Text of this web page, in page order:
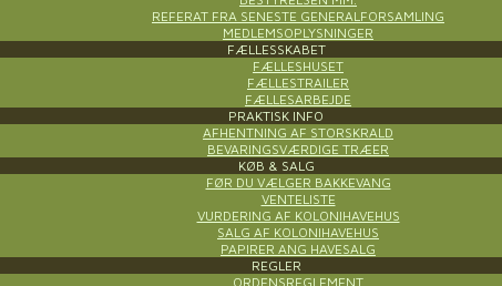
REFERAT FRA SENESTE GENERALFORSAMLING
MEDLEMSOPLYSNINGER
FÆLLESSKABET
FÆLLESHUSET
FÆLLESTRAILER
FÆLLESARBEJDE
PRAKTISK INFO
AFHENTNING AF STORSKRALD
BEVARINGSVÆRDIGE TRÆER
KØB & SALG
FØR DU VÆLGER BAKKEVANG
VENTELISTE
VURDERING AF KOLONIHAVEHUS
SALG AF KOLONIHAVEHUS
PAPIRER ANG HAVESALG
REGLER
ORDENSREGLEMENT